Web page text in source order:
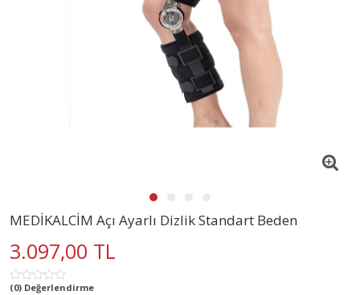
MEDİKALCİM Açı Ayarlı Dizlik Standart Beden
3.097,00 TL
(0) Değerlendirme